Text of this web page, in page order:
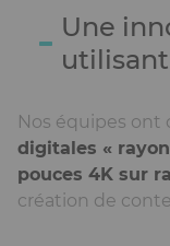
Une
Nos équipes ont
digitales «
pouces 4K sur
création de